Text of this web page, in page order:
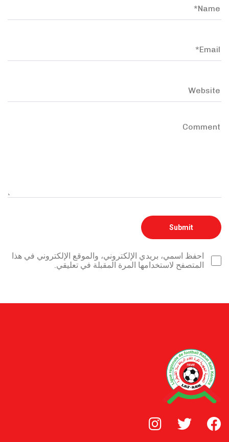
احفظ اسمي، بريدي الإلكتروني، والموقع الإلكتروني في هذا
المتصفح لاستخدامها المرة المقبلة في تعليقي.